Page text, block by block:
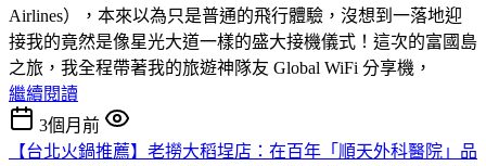
Airlines），本來以為只是普通的飛行體驗，沒想到一落地迎
接我的竟然是像星光大道一樣的盛大接機儀式！這次的富國島
之旅，我全程帶著我的旅遊神隊友 Global WiFi 分享機，
繼續閱讀
3個月前
【台北火鍋推薦】老撈大稻埕店：在百年「順天外科醫院」品